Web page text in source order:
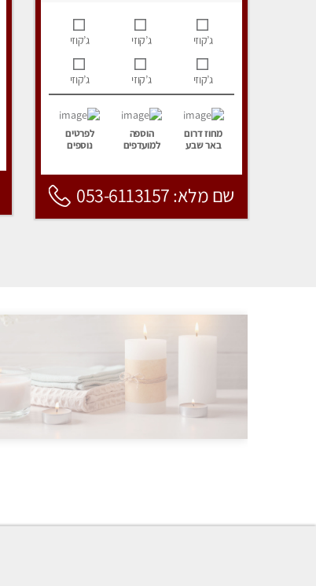
ג’קוזי ג’קוזי ג’קוזי
ג’קוזי ג’קוזי ג’קוזי
מחוז דרום
באר שבע
הוספה
למועדפים
לפרטים
נוספים
שם מלא: 053-6113157